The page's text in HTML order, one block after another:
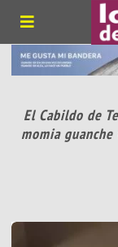
El Cabildo de
momia